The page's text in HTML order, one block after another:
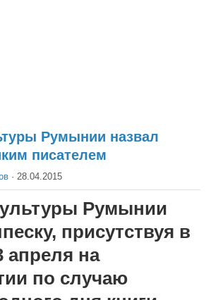
Румынии назвал
писателем
· 28.04.2015
Румынии
присутствуя в
апреля на
по случаю